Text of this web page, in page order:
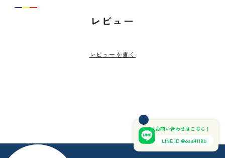
レビュー
レビューを書く
お問い合わせはこちら！
LINE ID @osa4118b